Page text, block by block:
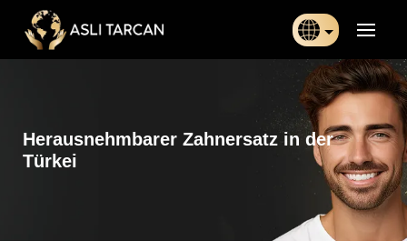
Türkçe
日本語
Indonesia
Български
Français
Herausnehmbarer Zahnersatz in der
Türkei